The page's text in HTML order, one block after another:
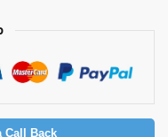
Call Back